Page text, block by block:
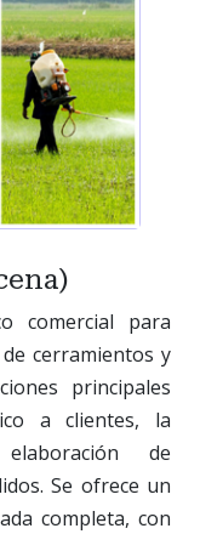
comercial para
cerramientos y
principales
a clientes, la
de
Se ofrece un
completa, con